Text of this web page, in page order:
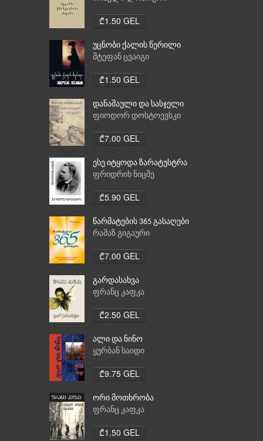
₾1.50 GEL
უცნობი ქალის წერილი
შტეფან ცვაიგი
₾1.50 GEL
დანაშაული და სასჯელი
ფიოდორ დოსტოევსკი
₾7.00 GEL
ესე იტყოდა ზარატუსტრა
ფრიდრიხ ნიცშე
₾5.90 GEL
წარმატების 365 გასაღები
რამაზ გიგაური
₾7.00 GEL
გარდასახვა
ფრანც კაფკა
₾2.50 GEL
ალი და ნინო
ყურბან საიდი
₾9.75 GEL
ორი მოთხრობა
ფრანც კაფკა
₾1.50 GEL